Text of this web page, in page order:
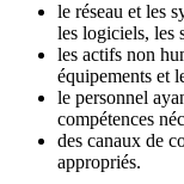
le réseau et les
les logiciels, les
les actifs non
équipements et
le personnel
compétences
des canaux de
appropriés.